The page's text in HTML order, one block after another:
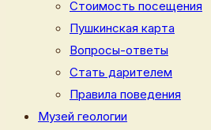
Стоимость посещения
Пушкинская карта
Вопросы-ответы
Стать дарителем
Правила поведения
Музей геологии